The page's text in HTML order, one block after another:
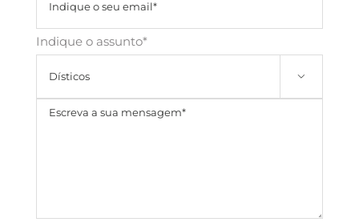
Indique o assunto*
